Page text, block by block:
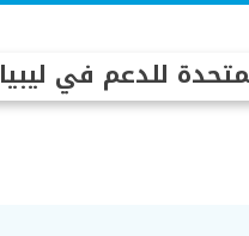
للدعم في ليبيا